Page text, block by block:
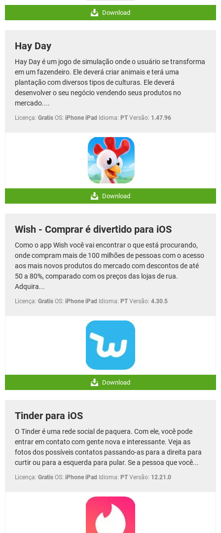
Download
Hay Day
Hay Day é um jogo de simulação onde o usuário se transforma
em um fazendeiro. Ele deverá criar animais e terá uma
plantação com diversos tipos de culturas. Ele deverá
desenvolver o seu negócio vendendo seus produtos no
mercado....
Licença: Gratis OS: iPhone iPad Idioma: PT Versão: 1.47.96
Download
Wish - Comprar é divertido para iOS
Como o app Wish você vai encontrar o que está procurando,
onde compram mais de 100 milhões de pessoas com o acesso
aos mais novos produtos do mercado com descontos de até
50 a 80%, comparado com os preços das lojas de rua.
Adquira...
Licença: Gratis OS: iPhone iPad Idioma: PT Versão: 4.30.5
Download
Tinder para iOS
O Tinder é uma rede social de paquera. Com ele, você pode
entrar em contato com gente nova e interessante. Veja as
fotos dos possíveis contatos passando-as para a direita para
curtir ou para a esquerda para pular. Se a pessoa que você...
Licença: Gratis OS: iPhone iPad Idioma: PT Versão: 12.21.0